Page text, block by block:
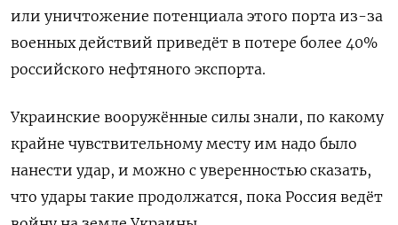
или уничтожение потенциала этого порта из-за
военных действий приведёт в потере более 40%
российского нефтяного экспорта.
Украинские вооружённые силы знали, по какому
крайне чувствительному месту им надо было
нанести удар, и можно с уверенностью сказать,
что удары такие продолжатся, пока Россия ведёт